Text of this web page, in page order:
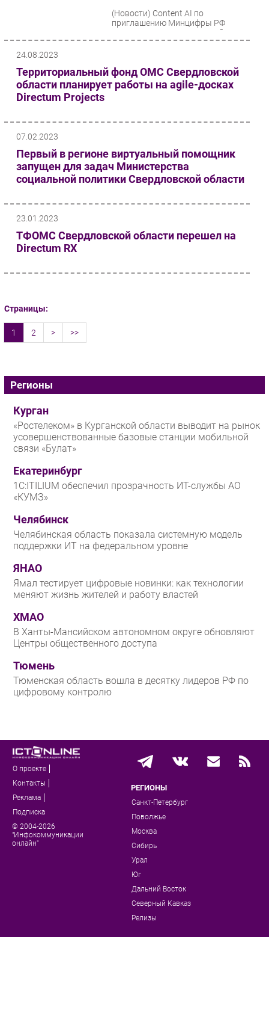
(Новости) Content AI по
приглашению Минцифры РФ
выступила в стратегической
сессии «ИИ в госуправлении» в
24.08.2023
Территориальный фонд ОМС Свердловской
области планирует работы на agile-досках
Directum Projects
07.02.2023
Первый в регионе виртуальный помощник
запущен для задач Министерства
социальной политики Свердловской области
23.01.2023
ТФОМС Свердловской области перешел на
Directum RX
Страницы:
1 2 > >>
Регионы
Курган
«Ростелеком» в Курганской области выводит на рынок
усовершенствованные базовые станции мобильной
связи «Булат»
Екатеринбург
1С:ITILIUM обеспечил прозрачность ИТ-службы АО
«КУМЗ»
Челябинск
Челябинская область показала системную модель
поддержки ИТ на федеральном уровне
ЯНАО
Ямал тестирует цифровые новинки: как технологии
меняют жизнь жителей и работу властей
ХМАО
В Ханты-Мансийском автономном округе обновляют
Центры общественного доступа
Тюмень
Тюменская область вошла в десятку лидеров РФ по
цифровому контролю
О проекте
Контакты
Реклама
Подписка
© 2004-2026
"Инфокоммуникации
онлайн"
РЕГИОНЫ
Санкт-Петербург
Поволжье
Москва
Сибирь
Урал
Юг
Дальний Восток
Северный Кавказ
Релизы